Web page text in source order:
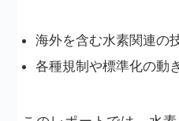
海外を含む水素関連の
各種規制や標準化の動